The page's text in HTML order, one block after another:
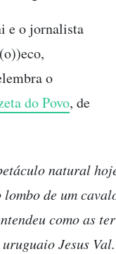
e o jornalista
o
do Povo, de
natural
de um
como as
Jesus